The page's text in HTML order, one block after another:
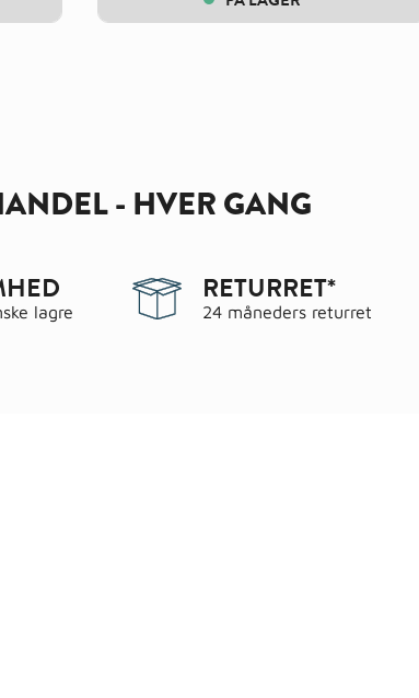
- HVER GANG
lagre
RETURRET*
24 måneders returret